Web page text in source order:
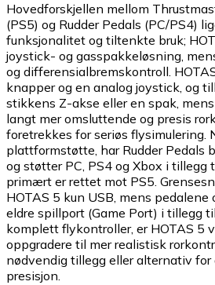
Hovedforskjellen mellom
(PS5) og Rudder Pedals (PC/PS4)
funksjonalitet og tiltenkte bruk;
joystick- og gasspakkeløsning,
og differensialbremskontroll.
knapper og en analog joystick, og
stikkens Z-akse eller en spak,
langt mer omsluttende og presis
foretrekkes for seriøs flysimulering.
plattformstøtte, har Rudder Pedals
og støtter PC, PS4 og Xbox i tillegg
primært er rettet mot PS5.
HOTAS 5 kun USB, mens
eldre spillport (Game Port) i tillegg
komplett flykontroller, er HOTAS 5
oppgradere til mer realistisk
nødvendig tillegg eller alternativ for
presisjon.